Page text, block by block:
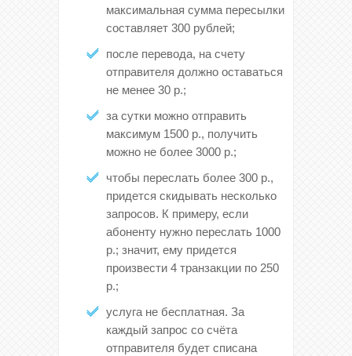
максимальная сумма пересылки
составляет 300 рублей;
после перевода, на счету
отправителя должно оставаться
не менее 30 р.;
за сутки можно отправить
максимум 1500 р., получить
можно не более 3000 р.;
чтобы переслать более 300 р.,
придется скидывать несколько
запросов. К примеру, если
абоненту нужно переслать 1000
р.; значит, ему придется
произвести 4 транзакции по 250
р.;
услуга не бесплатная. За
каждый запрос со счёта
отправителя будет списана